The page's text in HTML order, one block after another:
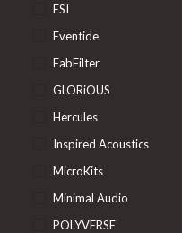
ESI
Eventide
FabFilter
GLORiOUS
Hercules
Inspired Acoustics
MicroKits
Minimal Audio
POLYVERSE